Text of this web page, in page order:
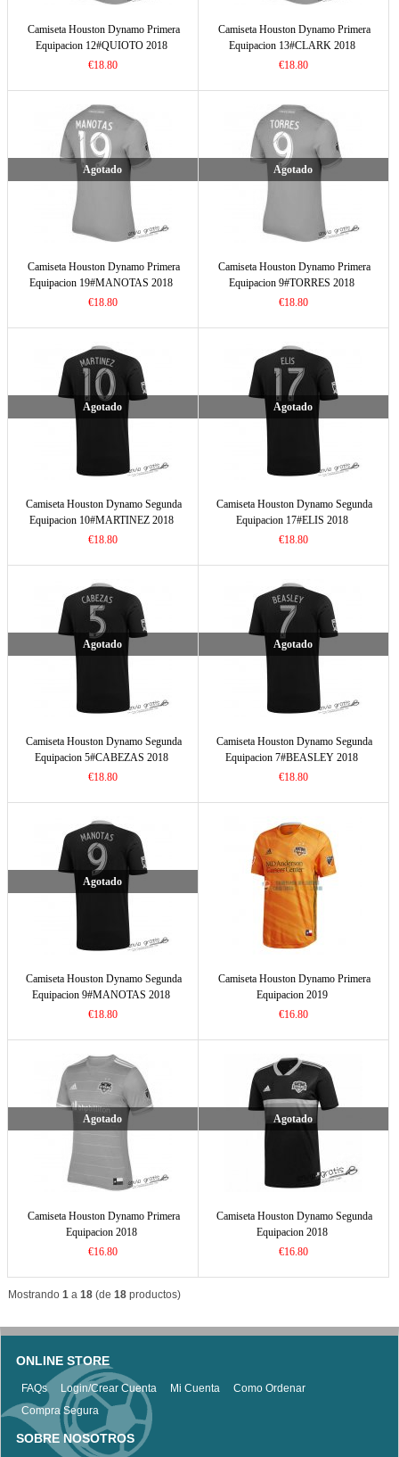
Camiseta Houston Dynamo Primera
Equipacion 12#QUIOTO 2018
€18.80
Camiseta Houston Dynamo Primera
Equipacion 13#CLARK 2018
€18.80
Agotado
Camiseta Houston Dynamo Primera
Equipacion 19#MANOTAS 2018
€18.80
Agotado
Camiseta Houston Dynamo Primera
Equipacion 9#TORRES 2018
€18.80
Agotado
Camiseta Houston Dynamo Segunda
Equipacion 10#MARTINEZ 2018
€18.80
Agotado
Camiseta Houston Dynamo Segunda
Equipacion 17#ELIS 2018
€18.80
Agotado
Camiseta Houston Dynamo Segunda
Equipacion 5#CABEZAS 2018
€18.80
Agotado
Camiseta Houston Dynamo Segunda
Equipacion 7#BEASLEY 2018
€18.80
Agotado
Camiseta Houston Dynamo Segunda
Equipacion 9#MANOTAS 2018
€18.80
Camiseta Houston Dynamo Primera
Equipacion 2019
€16.80
Agotado
Camiseta Houston Dynamo Primera
Equipacion 2018
€16.80
Agotado
Camiseta Houston Dynamo Segunda
Equipacion 2018
€16.80
Mostrando 1a 18(de 18productos)
ONLINE STORE
FAQs Login/Crear Cuenta Mi Cuenta
Como Ordenar
Compra Segura
SOBRE NOSOTROS